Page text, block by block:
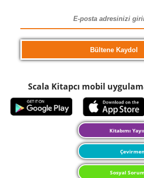
Scala Kitapcı mobil
Kitabımı
Sosyal